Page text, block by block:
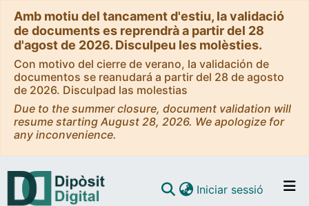
Amb motiu del tancament d'estiu, la validació
de documents es reprendrà a partir del 28
d'agost de 2026. Disculpeu les molèsties.
Con motivo del cierre de verano, la validación de
documentos se reanudará a partir del 28 de agosto
de 2026. Disculpad las molestias
Due to the summer closure, document validation will
resume starting August 28, 2026. We apologize for
any inconvenience.
Iniciar sessió (current)